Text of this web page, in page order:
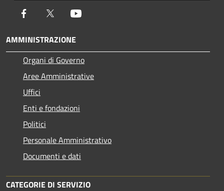
Facebook Twitter
AMMINISTRAZIONE
Organi di Governo
Aree Amministrative
Uffici
Enti e fondazioni
Politici
Personale Amministrativo
Documenti e dati
CATEGORIE DI SERVIZIO